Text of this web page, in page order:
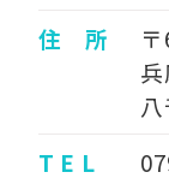
住 所
T E L